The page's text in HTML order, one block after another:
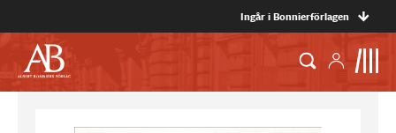
Ingår i Bonnierförlagen